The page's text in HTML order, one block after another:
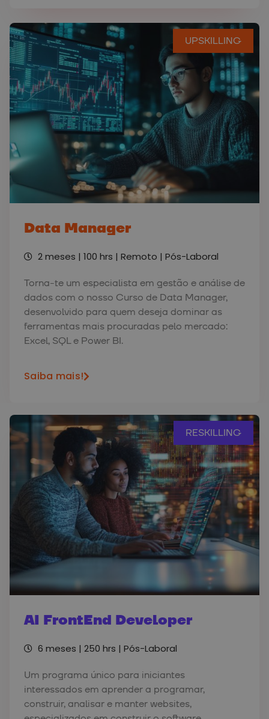
Data Manager
2 meses | 100 hrs | Remoto | Pós-Laboral
Torna-te um especialista em gestão e análise de
dados com o nosso Curso de Data Manager,
desenvolvido para quem deseja dominar as
ferramentas mais procuradas pelo mercado:
Excel, SQL e Power BI.
Saiba mais!
UPSKILLING
AI FrontEnd Developer
6 meses | 250 hrs | Pós-Laboral
Um programa único para iniciantes
interessados em aprender a programar,
construir, analisar e manter websites,
RESKILLING